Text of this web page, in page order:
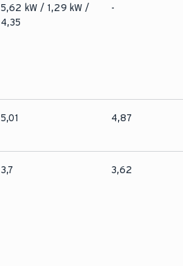
5,62 kW / 1,29 kW /
4,35
-
5,01 4,87
3,7 3,62